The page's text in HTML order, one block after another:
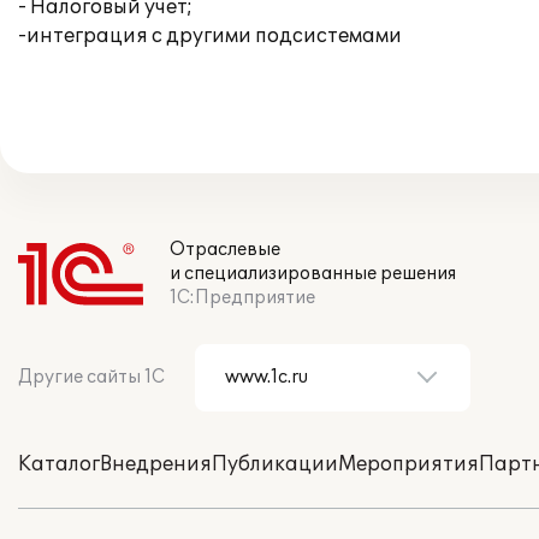
- Налоговый учет;
-интеграция с другими подсистемами
Отраслевые
и специализированные решения
1С:Предприятие
Другие сайты 1С
КаталогВнедренияПубликацииМероприятия